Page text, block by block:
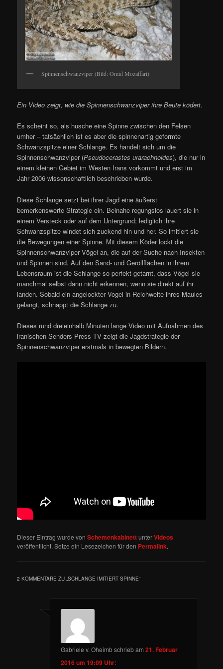
Spinnenschwanzviper (Bild: Omid Mozaffari)
Ein Video zeigt, wie die Spinnenschwanzviper ihre Beute ködert.
Es scheint so, als husche eine Spinne zwischen den Felsen
umher – tatsächlich ist es aber die spinnenartig geformte
Schwanzspitze einer Schlange. Es handelt sich um die
Spinnenschwanzviper (Pseudocerastes urarachnoides), die nur in
einem kleinen Gebiet im Westen Irans vorkommt und erst im
Jahr 2006 wissenschaftlich beschrieben wurde.
Diese Schlange setzt bei ihrer Jagd eine äußerst
bemerkenswerte Strategie ein. Beinahe regungslos lauert sie in
einem Versteck oder auf dem Untergrund; lediglich ihre
Schwanzspitze windet sich zuckend hin und her. So imitiert sie
die Bewegungen einer Spinne. Mit diesem Köder lockt die
Spinnenschwanzviper Vögel an, die auf der Suche nach Insekten
und Spinnen sind. Auf den Sand- und Geröllflächen in ihrem
Lebensraum ist die Schlange so perfekt getarnt, dass Vögel sie
manchmal selbst dann nicht erkennen, wenn sie direkt auf ihr
landen. Sobald ein angelockter Vogel in Reichweite ihres Maules
gelangt, schnappt die Schlange zu.
Dieses rund dreieinhalb Minuten lange Video mit Aufnahmen des
iranischen Senders Press TV zeigt die Jagdstrategie der
Spinnenschwanzviper erstmals in bewegten Bildern.
Dieser Eintrag wurde vonSchemenkabinettunterVideos
veröffentlicht. Setze ein Lesezeichen für den Permalink.
2 KOMMENTARE ZU „SCHLANGE IMITIERT SPINNE“
Gabriele v. Oheimbschriebam21. Februar
2016 um 19:09 Uhr: